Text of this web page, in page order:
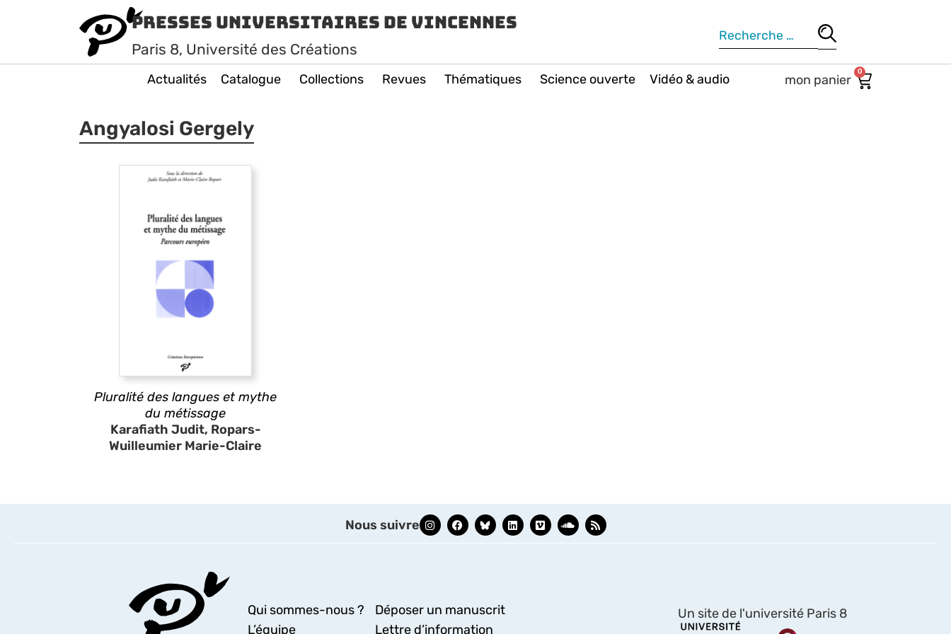
Presses Universitaires de Vincennes
Paris 8, Université des Créations
Actualités Catalogue Collections Revues Thématiques Science ouverte Vidéo & audio 0
Angyalosi Gergely
Pluralité des langues et mythe
du métissage
Karafiath Judit, Ropars-
Wuilleumier Marie-Claire
Nous suivre
Qui sommes-nous ?
L’équipe
Déposer un manuscrit
Lettre d’information
Un site de l'université Paris 8